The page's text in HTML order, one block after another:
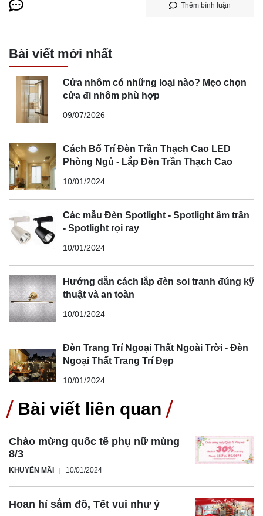
Thêm bình luận
Bài viết mới nhất
Cửa nhôm có những loại nào? Mẹo chọn
cửa đi nhôm phù hợp
09/07/2026
Cách Bố Trí Đèn Trần Thạch Cao LED
Phòng Ngủ - Lắp Đèn Trần Thạch Cao
10/01/2024
Các mẫu Đèn Spotlight - Spotlight âm trần
- Spotlight rọi ray
10/01/2024
Hướng dẫn cách lắp đèn soi tranh đúng kỹ
thuật và an toàn
10/01/2024
Đèn Trang Trí Ngoại Thất Ngoài Trời - Đèn
Ngoại Thất Trang Trí Đẹp
10/01/2024
Bài viết liên quan
Chào mừng quốc tế phụ nữ mùng
8/3
KHUYẾN MÃI 10/01/2024
Hoan hỉ sắm đồ, Tết vui như ý